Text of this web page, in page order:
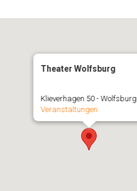
Theater Wolfsburg
Klieverhagen 50 - Wolfsburg
Veranstaltungen